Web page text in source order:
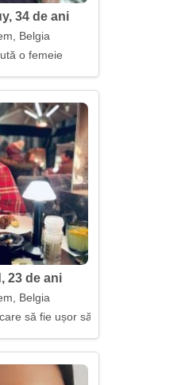
34 de ani
Belgia
o femeie
23 de ani
Belgia
să fie ușor să fii